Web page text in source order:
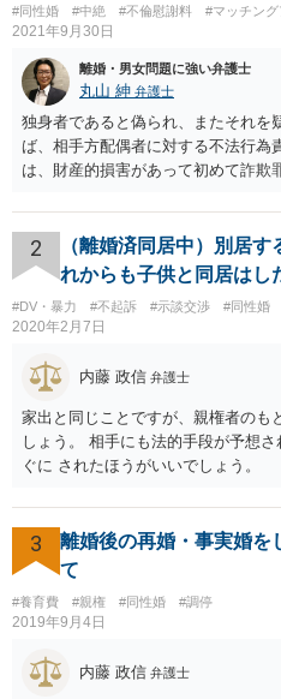
#同性婚 #中絶 #不倫慰謝料 #マッチン
2021年9月30日
離婚・男女問題に強い弁護士
丸山 紳 弁護士
独身者であると偽られ、またそれを
ば、相手方配偶者に対する不法行為
は、財産的損害があって初めて詐欺
であることを知っていれば交際しな
求が可能です。 LINEなどで、結婚
を立証できる場合は、請求は可能と
2
（離婚済同居中）別居
れからも子供と同居はし
#DV・暴力 #不起訴 #示談交渉 #同性婚
2020年2月7日
内藤 政信 弁護士
家出と同じことですが、親権者のも
しょう。 相手にも法的手段が予想
ぐに されたほうがいいでしょう。
3
離婚後の再婚・事実婚を
て
#養育費 #親権 #同性婚 #調停
2019年9月4日
内藤 政信 弁護士